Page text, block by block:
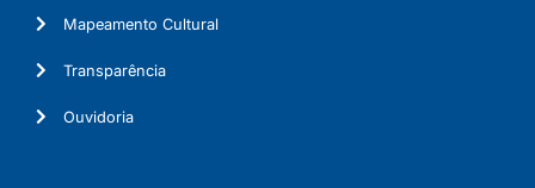
Mapeamento Cultural
Transparência
Ouvidoria